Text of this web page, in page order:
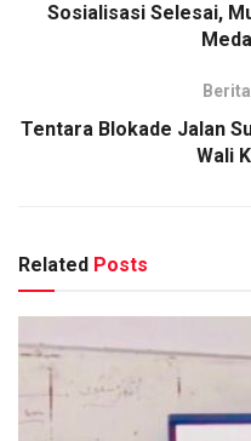
Sosialisasi Selesai,
Tentara Blokade Jalan
Wali
Related Posts